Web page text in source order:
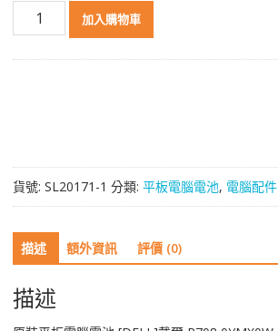
[DELL]
戴
爾
P708,0YMX0W
數
量
加入購物車
貨號: SL20171-1 分類: 平板電腦電池, 電腦配件
描述 額外資訊 評價 (0)
描述